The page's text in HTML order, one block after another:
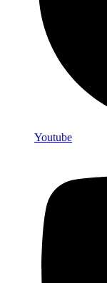
Youtube